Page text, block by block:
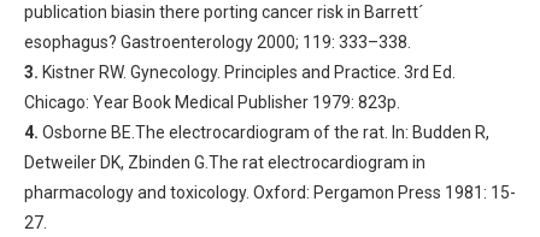
publication biasin there porting cancer risk in Barrett´
esophagus? Gastroenterology 2000; 119: 333–338.
3. Kistner RW. Gynecology. Principles and Practice. 3rd Ed.
Chicago: Year Book Medical Publisher 1979: 823p.
4. Osborne BE.The electrocardiogram of the rat. In: Budden R,
Detweiler DK, Zbinden G.The rat electrocardiogram in
pharmacology and toxicology. Oxford: Pergamon Press 1981: 15-
27.